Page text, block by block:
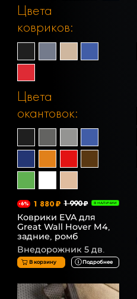
Цвета
ковриков:
Цвета
окантовок:
-6% 1 880 ₽ 1 990 ₽ В НАЛИЧИИ
Коврики EVA для
Great Wall Hover M4,
задние, ромб
Внедорожник 5 дв.
В корзину Подробнее